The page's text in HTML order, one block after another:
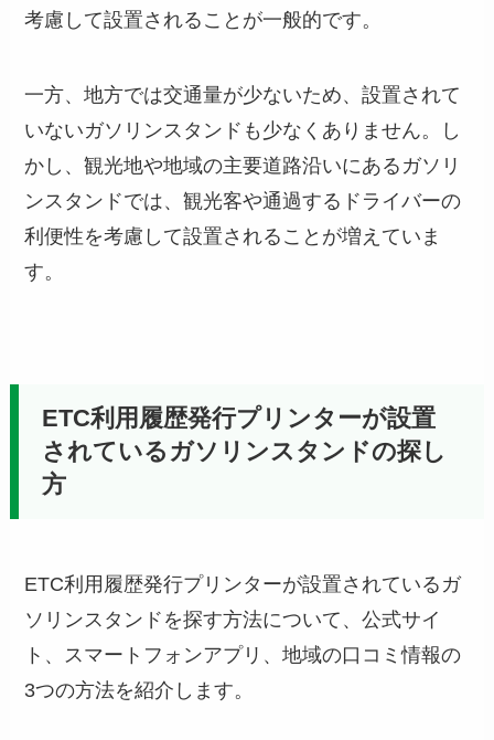
考慮して設置されることが一般的です。
一方、地方では交通量が少ないため、設置されて
いないガソリンスタンドも少なくありません。し
かし、観光地や地域の主要道路沿いにあるガソリ
ンスタンドでは、観光客や通過するドライバーの
利便性を考慮して設置されることが増えていま
す。
ETC利用履歴発行プリンターが設置
されているガソリンスタンドの探し
方
ETC利用履歴発行プリンターが設置されているガ
ソリンスタンドを探す方法について、公式サイ
ト、スマートフォンアプリ、地域の口コミ情報の
3つの方法を紹介します。